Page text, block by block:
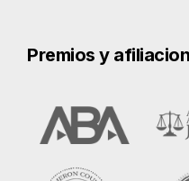
En esta página: